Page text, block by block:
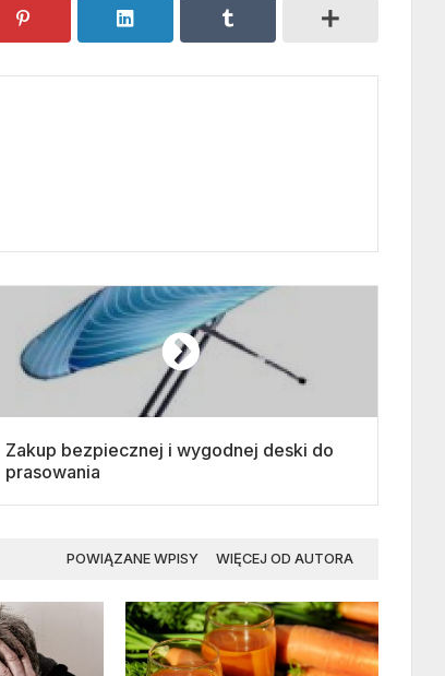
Zakup bezpiecznej i wygodnej deski do
prasowania
POWIĄZANE WPISY WIĘCEJ OD AUTORA